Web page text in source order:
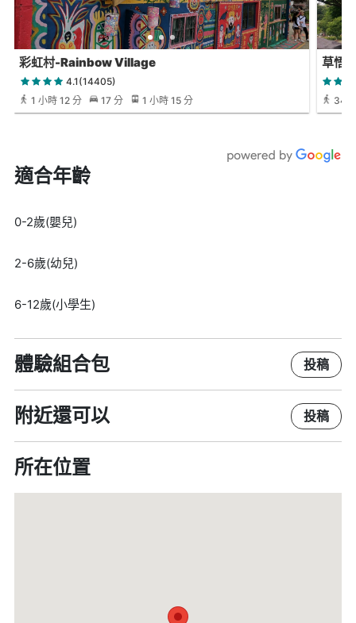
彩虹村-Rainbow Village
4.1(14405)
1 小時 12 分
17 分 1 小時 15 分
草悟
34
適合年齡
0-2歲(嬰兒)
2-6歲(幼兒)
6-12歲(小學生)
體驗組合包 投稿
附近還可以 投稿
所在位置